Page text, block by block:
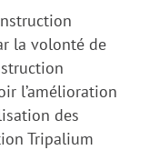
la volonté de
l’amélioration
des
Tripalium